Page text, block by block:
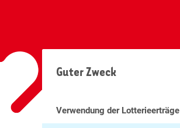
Guter Zweck
Verwendung der Lotterieerträge